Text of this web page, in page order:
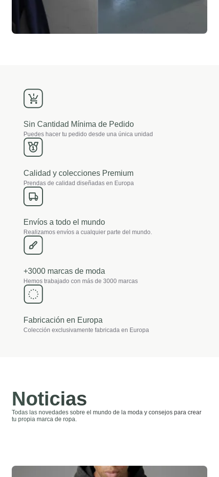
Sin Cantidad Mínima de Pedido
Puedes hacer tu pedido desde una única unidad
Calidad y colecciones Premium
Prendas de calidad diseñadas en Europa
Envíos a todo el mundo
Realizamos envíos a cualquier parte del mundo.
+3000 marcas de moda
Hemos trabajado con más de 3000 marcas
Fabricación en Europa
Colección exclusivamente fabricada en Europa
Noticias
Todas las novedades sobre el mundo de la moda y consejos para crear
tu propia marca de ropa.